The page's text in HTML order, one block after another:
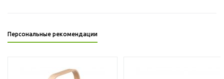
Персональные рекомендации